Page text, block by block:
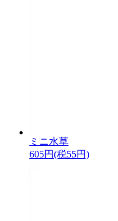
ミニ水草
605円(税55円)